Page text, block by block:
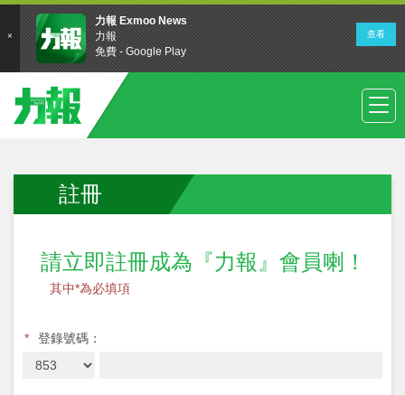
註冊
請立即註冊成為『力報』會員喇！
其中*為必填項
* 登錄號碼：